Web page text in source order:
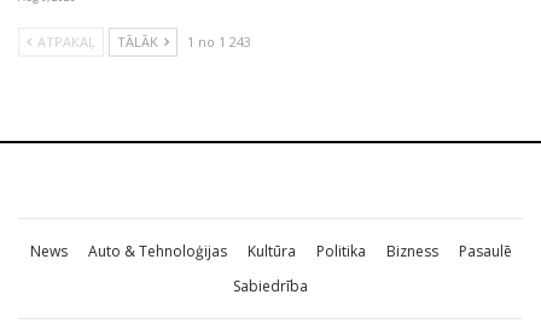
ATPAKAĻ TĀLĀK 1 no 1 243
News Auto & Tehnoloģijas Kultūra Politika Bizness
Pasaulē
Sabiedrība